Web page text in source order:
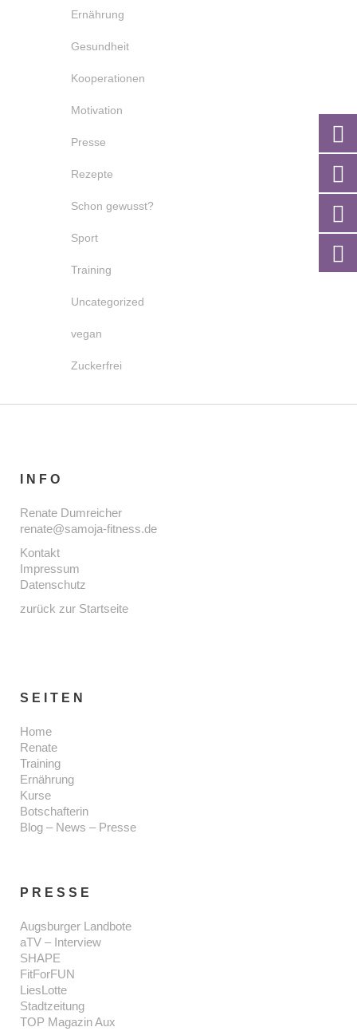
Ernährung
Gesundheit
Kooperationen
Motivation
Presse
Rezepte
Schon gewusst?
Sport
Training
Uncategorized
vegan
Zuckerfrei
INFO
Renate Dumreicher
renate@samoja-fitness.de
Kontakt
Impressum
Datenschutz
zurück zur Startseite
SEITEN
Home
Renate
Training
Ernährung
Kurse
Botschafterin
Blog – News – Presse
PRESSE
Augsburger Landbote
aTV – Interview
SHAPE
FitForFUN
LiesLotte
Stadtzeitung
TOP Magazin Aux